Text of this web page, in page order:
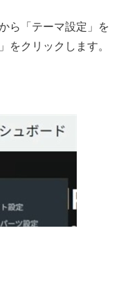
ら「テーマ設定」を
をクリックします。